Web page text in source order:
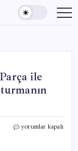
ile
Modada
yorumlar kapalı